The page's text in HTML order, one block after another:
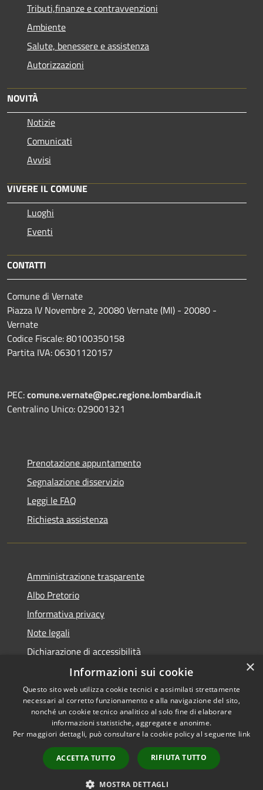
Tributi,finanze e contravvenzioni
Ambiente
Salute, benessere e assistenza
Autorizzazioni
NOVITÀ
Notizie
Comunicati
Avvisi
VIVERE IL COMUNE
Luoghi
Eventi
CONTATTI
Comune di Vernate
Piazza IV Novembre 2, 20080 Vernate (MI) - 20080 -
Vernate
Codice Fiscale: 80100350158
Partita IVA: 06301120157
PEC:comune.vernate@pec.regione.lombardia.it
Centralino Unico: 029001321
Prenotazione appuntamento
Segnalazione disservizio
Leggi le FAQ
Richiesta assistenza
Amministrazione trasparente
Albo Pretorio
Informativa privacy
Note legali
Dichiarazione di accessibilità
Accessibilità
Privacy
Mappa del sito
×
Informazioni sui cookie
Questo sito web utilizza cookie tecnici e assimilati strettamente
necessari al corretto funzionamento e alla navigazione del sito,
nonché un cookie tecnico analitico al solo fine di elaborare
informazioni statistiche, aggregate e anonime.
Per maggiori dettagli, può consultare la cookie policy al seguente link
ACCETTA TUTTO RIFIUTA TUTTO
MOSTRA DETTAGLI